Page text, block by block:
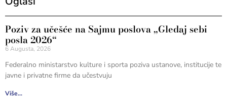
Poziv za učešće na Sajmu poslova „Gledaj sebi
posla 2026“
6 Augusta, 2026
Federalno ministarstvo kulture i sporta poziva ustanove, institucije te
javne i privatne firme da učestvuju
Više...